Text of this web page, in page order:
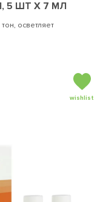
5 ШТ Х 7 МЛ
осветляет
wishlist